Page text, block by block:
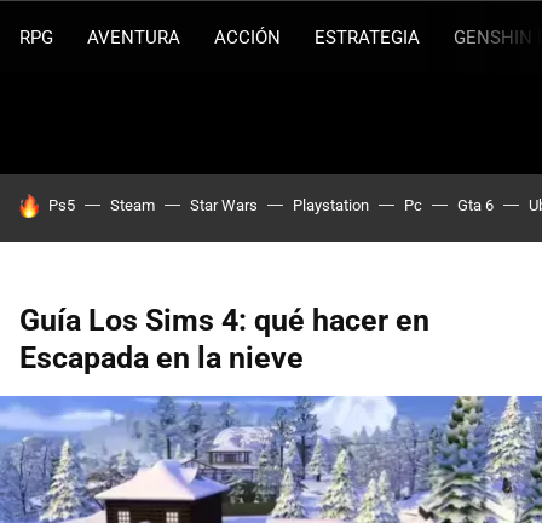
RPG AVENTURA ACCIÓN ESTRATEGIA GENSHIN
HOY SE HABLA DE
Ps5 Steam Star Wars Playstation Pc Gta 6
Guía Los Sims 4: qué hacer en
Escapada en la nieve